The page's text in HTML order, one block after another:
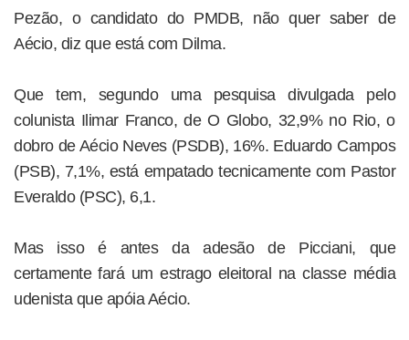
Pezão, o candidato do PMDB, não quer saber de
Aécio, diz que está com Dilma.
Que tem, segundo uma pesquisa divulgada pelo
colunista Ilimar Franco, de O Globo, 32,9% no Rio, o
dobro de Aécio Neves (PSDB), 16%. Eduardo Campos
(PSB), 7,1%, está empatado tecnicamente com Pastor
Everaldo (PSC), 6,1.
Mas isso é antes da adesão de Picciani, que
certamente fará um estrago eleitoral na classe média
udenista que apóia Aécio.